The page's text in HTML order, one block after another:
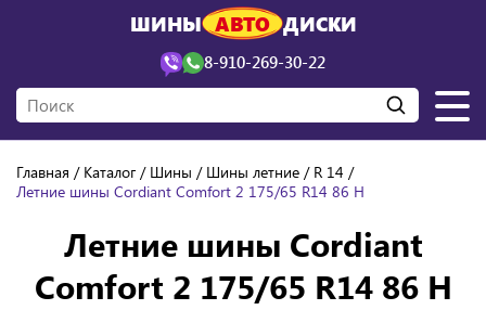
ШИНЫ АВТО ДИСКИ
8-910-269-30-22
Главная Каталог Шины Шины летние
R 14
Летние шины Cordiant Comfort 2 175/65 R14 86 H
Летние шины Cordiant
Comfort 2 175/65 R14 86 H